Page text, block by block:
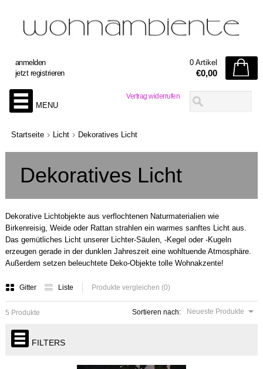
Vertrag widerrufen
anmelden
jetzt registrieren
0 Artikel
€0,00
MENU
Startseite Licht Dekoratives Licht
Dekoratives Licht
Dekorative Lichtobjekte aus verflochtenen Naturmaterialien wie
Birkenreisig, Weide oder Rattan strahlen ein warmes sanftes Licht aus.
Das gemütliches Licht unserer Lichter-Säulen, -Kegel oder -Kugeln
erzeugen gerade in der dunklen Jahreszeit eine wohltuende Atmosphäre.
Außerdem setzen beleuchtete Deko-Objekte tolle Wohnakzente!
Gitter Liste Produkte vergleichen (0)
Sortieren nach: Neueste Produkte
5 Produkte
FILTERS